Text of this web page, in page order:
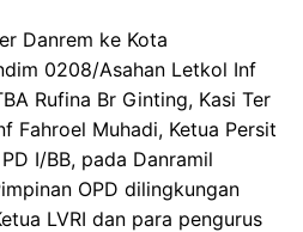
Danrem ke Kota
0208/Asahan Letkol Inf
Rufina Br Ginting, Kasi Ter
Fahroel Muhadi, Ketua Persit
I/BB, pada Danramil
OPD dilingkungan
LVRI dan para pengurus